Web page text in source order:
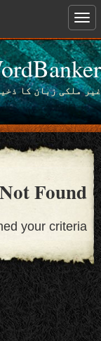
غیر ملکی زبان کا
Not Found
your criteria.